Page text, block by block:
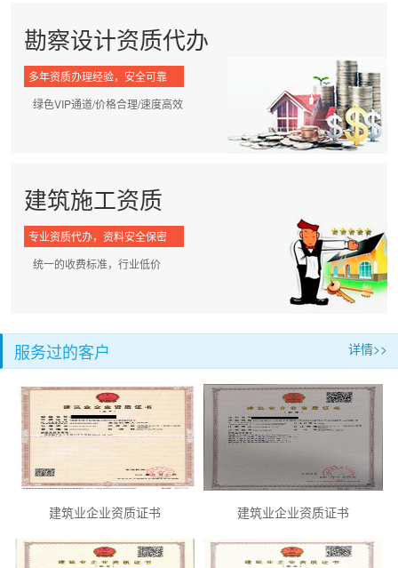
勘察设计资质代办
多年资质办理经验，安全可靠
绿色VIP通道/价格合理/速度高效
建筑施工资质
专业资质代办，资料安全保密
统一的收费标准，行业低价
服务过的客户 详情>>
建筑业企业资质证书 建筑业企业资质证书